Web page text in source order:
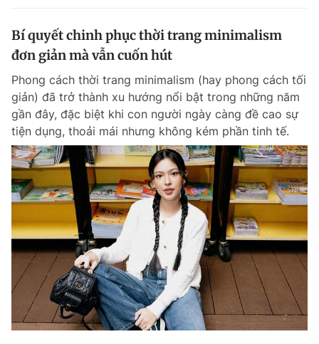
Bí quyết chinh phục thời trang minimalism
đơn giản mà vẫn cuốn hút
Phong cách thời trang minimalism (hay phong cách tối
giản) đã trở thành xu hướng nổi bật trong những năm
gần đây, đặc biệt khi con người ngày càng đề cao sự
tiện dụng, thoải mái nhưng không kém phần tinh tế.